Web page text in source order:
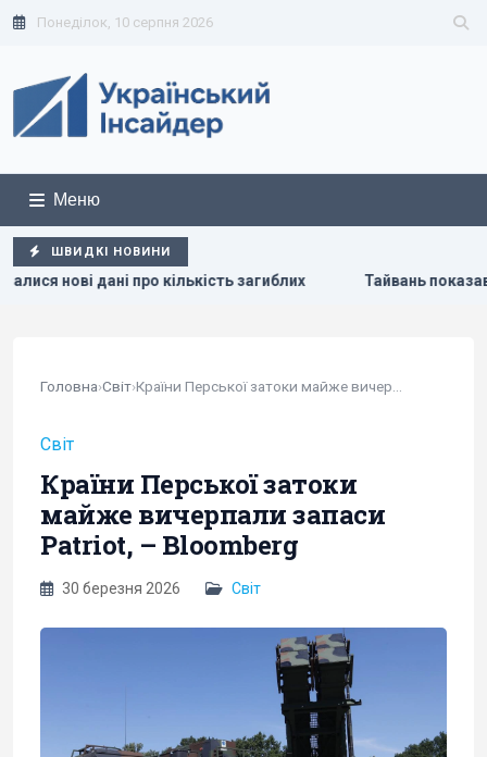
Понеділок, 10 серпня 2026
Меню
ШВИДКІ НОВИНИ
загиблих Тайвань показав під час військових
Головна›Світ›
Світ
Країни Перської затоки
майже вичерпали запаси
Patriot, – Bloomberg
30 березня 2026 Світ